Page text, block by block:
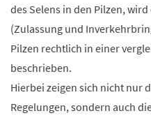
des Selens in den Pilzen,
(Zulassung und
Pilzen rechtlich in einer
beschrieben.
Hierbei zeigen sich nicht nur
Regelungen, sondern auch